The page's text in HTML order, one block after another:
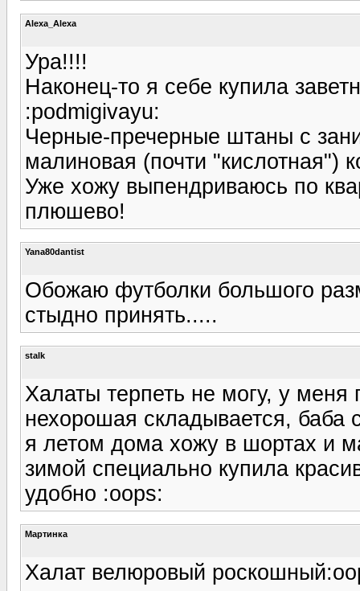
Alexa_Alexa
Ура!!!!
Наконец-то я себе купила
:podmigivayu:
Черные-пречерные штаны с
малиновая (почти "кислотная")
Уже хожу выпендриваюсь по
плюшево!
Yana80dantist
Обожаю футболки большого
стыдно принять.....
stalk
Халаты терпеть не могу, у меня
нехорошая складывается, баба
я летом дома хожу в шортах и
зимой специально купила
удобно :oops:
Мартинка
Халат велюровый